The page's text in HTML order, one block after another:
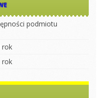
podmiotu
rok
rok